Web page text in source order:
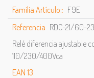
Familia Artículo:: F9E
Referencia RDC-21/60-
Relé diferencia ajustable
110/230/400Vca
EAN 13: